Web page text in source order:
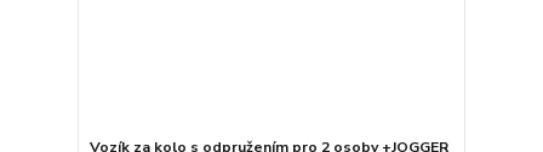
Vozík za kolo s odpružením pro 2 osoby +JOGGER